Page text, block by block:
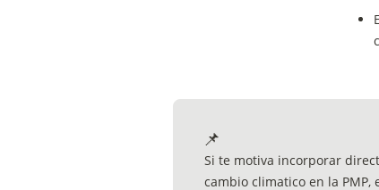
📌
Si te motiva incorporar
cambio climatico en la